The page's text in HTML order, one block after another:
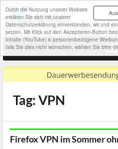
Durch die Nutzung unserer Website
erklären Sie sich mit unserer
Datenschutzerklärung einverstanden, wir und
setzen. Mit Klick auf den Akzeptieren-Button
Inhalte (YouTube) & personenbezogene
falls Sie dies nicht wünschen, wählen Sie bitte
Tag: VPN
Firefox VPN im Sommer